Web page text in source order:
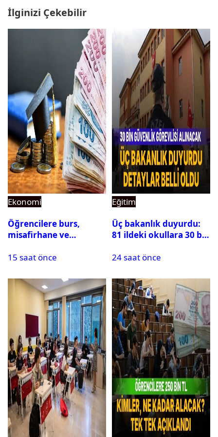
İlginizi Çekebilir
Ekonomi
Öğrencilere burs,
misafirhane ve
Başvurular başladı
15 saat önce
Eğitim
Üç bakanlık duyurdu:
81 ildeki okullara 30 bin
alınacak
24 saat önce